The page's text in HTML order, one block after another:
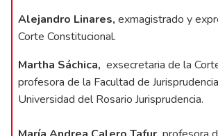
Alejandro Linares,exmagistrado y
Corte Constitucional.
Martha Sáchica, exsecretaria de la
profesora de la Facultad de
Universidad del Rosario Jurisprudencia.